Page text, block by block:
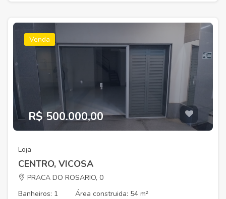
Venda
R$ 500.000,00
Loja
CENTRO, VICOSA
PRACA DO ROSARIO, 0
Banheiros: 1
Área construida: 54 m²